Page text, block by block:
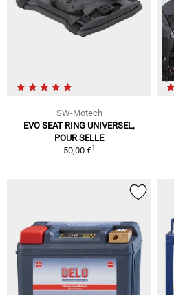
SW-Motech
EVO SEAT RING UNIVERSEL,
POUR SELLE
50,00 €1